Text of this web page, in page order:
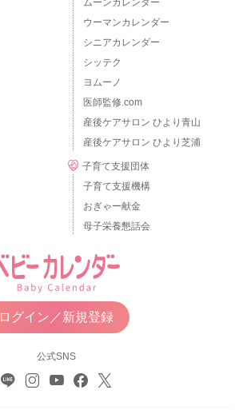
ムーンカレンダー
ウーマンカレンダー
シニアカレンダー
シッテク
ヨムーノ
医師監修.com
産後ケアサロン ひより青山
産後ケアサロン ひより芝浦
子育て支援団体
子育て支援機構
おぎゃー献金
母子栄養懇話会
ログイン／新規登録
公式SNS